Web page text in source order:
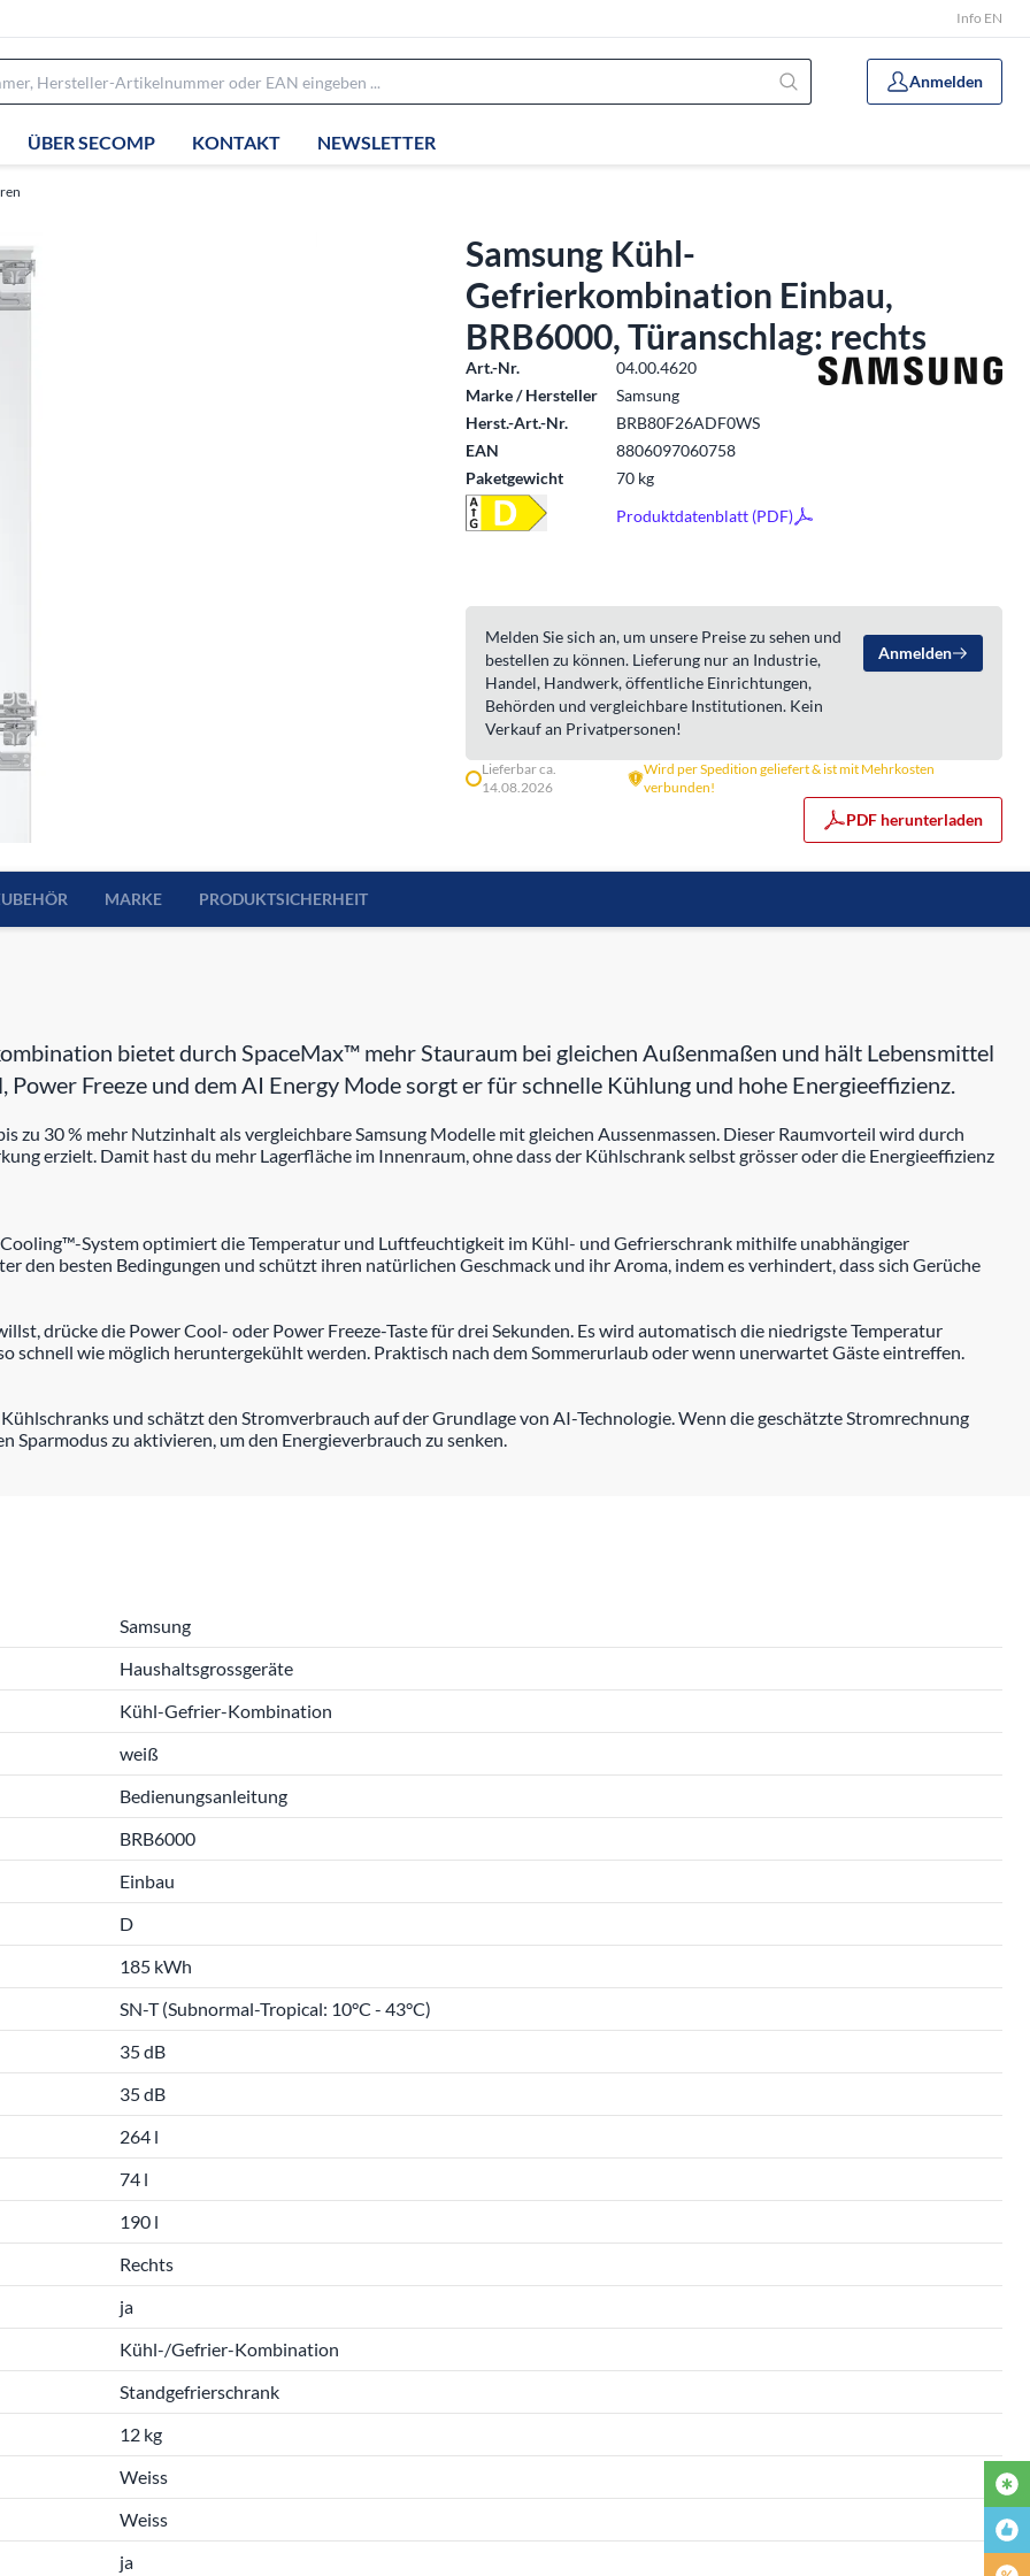
Info EN
Anmelden
ÜBER SECOMP KONTAKT NEWSLETTER
Samsung Kühl-
Gefrierkombination Einbau,
BRB6000, Türanschlag: rechts
Art.-Nr.
04.00.4620
Marke / Hersteller
Samsung
Herst.-Art.-Nr.
BRB80F26ADF0WS
EAN
8806097060758
Paketgewicht
70 kg
Produktdatenblatt (PDF)
Melden Sie sich an, um unsere Preise zu sehen und
bestellen zu können. Lieferung nur an Industrie,
Handel, Handwerk, öffentliche Einrichtungen,
Behörden und vergleichbare Institutionen. Kein
Verkauf an Privatpersonen!
Anmelden
Lieferbar ca.
14.08.2026
Wird per Spedition geliefert & ist mit Mehrkosten
verbunden!
PDF herunterladen
MARKE PRODUKTSICHERHEIT
bietet durch SpaceMax™ mehr Stauraum bei gleichen Außenmaßen und hält Lebensmittel
Freeze und dem AI Energy Mode sorgt er für schnelle Kühlung und hohe Energieeffizienz.
zu 30 % mehr Nutzinhalt als vergleichbare Samsung Modelle mit gleichen Aussenmassen. Dieser Raumvorteil wird durch
erzielt. Damit hast du mehr Lagerfläche im Innenraum, ohne dass der Kühlschrank selbst grösser oder die Energieeffizienz
System optimiert die Temperatur und Luftfeuchtigkeit im Kühl- und Gefrierschrank mithilfe unabhängiger
den besten Bedingungen und schützt ihren natürlichen Geschmack und ihr Aroma, indem es verhindert, dass sich Gerüche
drücke die Power Cool- oder Power Freeze-Taste für drei Sekunden. Es wird automatisch die niedrigste Temperatur
schnell wie möglich heruntergekühlt werden. Praktisch nach dem Sommerurlaub oder wenn unerwartet Gäste eintreffen.
und schätzt den Stromverbrauch auf der Grundlage von AI-Technologie. Wenn die geschätzte Stromrechnung
zu aktivieren, um den Energieverbrauch zu senken.
Samsung
Haushaltsgrossgeräte
Kühl-Gefrier-Kombination
weiß
Bedienungsanleitung
BRB6000
Einbau
D
185 kWh
SN-T (Subnormal-Tropical: 10°C - 43°C)
35 dB
35 dB
264 l
74 l
190 l
Rechts
ja
Kühl-/Gefrier-Kombination
Standgefrierschrank
12 kg
Weiss
Weiss
ja